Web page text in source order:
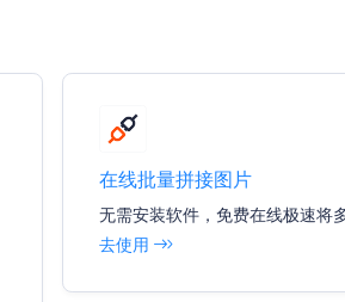
在线批量拼接图片
无需安装软件，免费在线极速将
去使用